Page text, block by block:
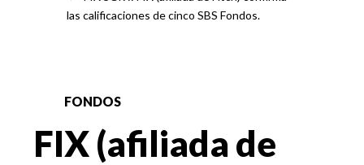
las calificaciones de cinco SBS Fondos.
FONDOS
FIX (afiliada de